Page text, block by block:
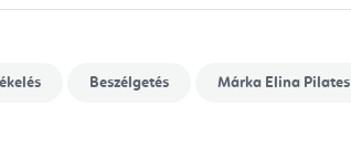
Beszélgetés Márka Elina Pilates